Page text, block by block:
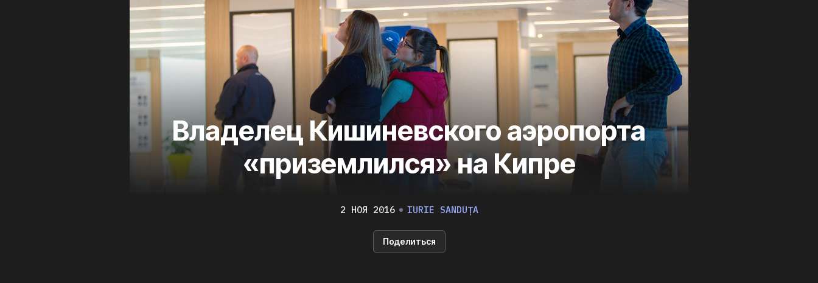
Владелец Кишиневского аэропорта
«приземлился» на Кипре
2 НОЯ 2016 IURIE SANDUȚA
Поделиться